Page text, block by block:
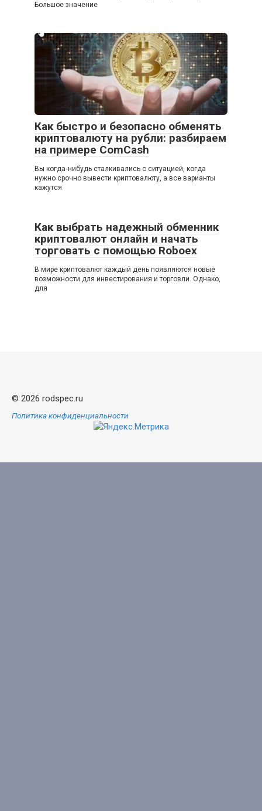
Большое значение
Как быстро и безопасно обменять
криптовалюту на рубли: разбираем
на примере ComCash
Вы когда‑нибудь сталкивались с ситуацией, когда
нужно срочно вывести криптовалюту, а все варианты
кажутся
Как выбрать надежный обменник
криптовалют онлайн и начать
торговать с помощью Roboex
В мире криптовалют каждый день появляются новые
возможности для инвестирования и торговли. Однако,
для
© 2026 rodspec.ru
Политика конфиденциальности